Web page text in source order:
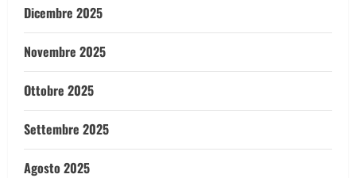
Dicembre 2025
Novembre 2025
Ottobre 2025
Settembre 2025
Agosto 2025